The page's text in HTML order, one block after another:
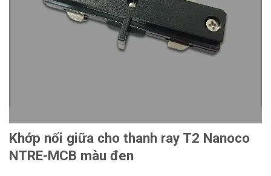
Khớp nối giữa cho thanh ray T2 Nanoco
NTRE-MCB màu đen